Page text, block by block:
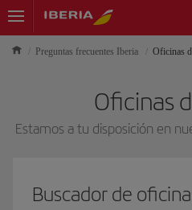
Preguntas frecuentes Iberia Oficinas
Oficinas
Estamos a tu disposición en
Buscador de